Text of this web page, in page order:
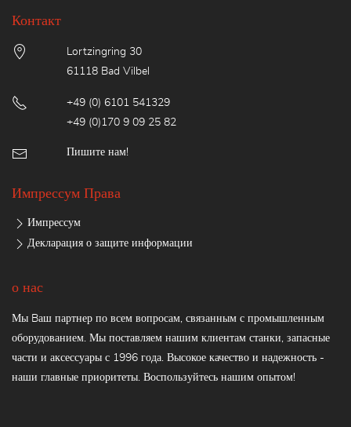
Контакт
Lortzingring 30
61118 Bad Vilbel
+49 (0) 6101 541329
+49 (0)170 9 09 25 82
Пишите нам!
Импрессум Права
Импрессум
Декларация о защите информации
о нас
Мы Bаш партнер по всем вопросам, связанным с промышленным
оборудованием. Мы поставляем нашим клиентам станки, запасные
части и аксессуары с 1996 года. Высокое качество и надежность -
наши главные приоритеты. Воспользуйтесь нашим опытом!